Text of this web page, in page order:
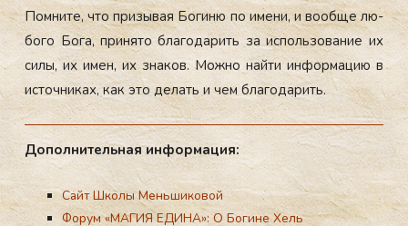
Пом­ни­те, что при­зывая Бо­гиню по име­ни, и во­об­ще лю­
бого Бо­га, при­нято бла­года­рить за ис­поль­зо­вание их
си­лы, их имен, их зна­ков. Мож­но най­ти ин­форма­цию в
ис­точни­ках, как это де­лать и чем бла­года­рить.
До­пол­ни­тель­ная ин­форма­ция:
Сайт Школы Меньшиковой
Форум «МАГИЯ ЕДИНА»: О Богине Хель